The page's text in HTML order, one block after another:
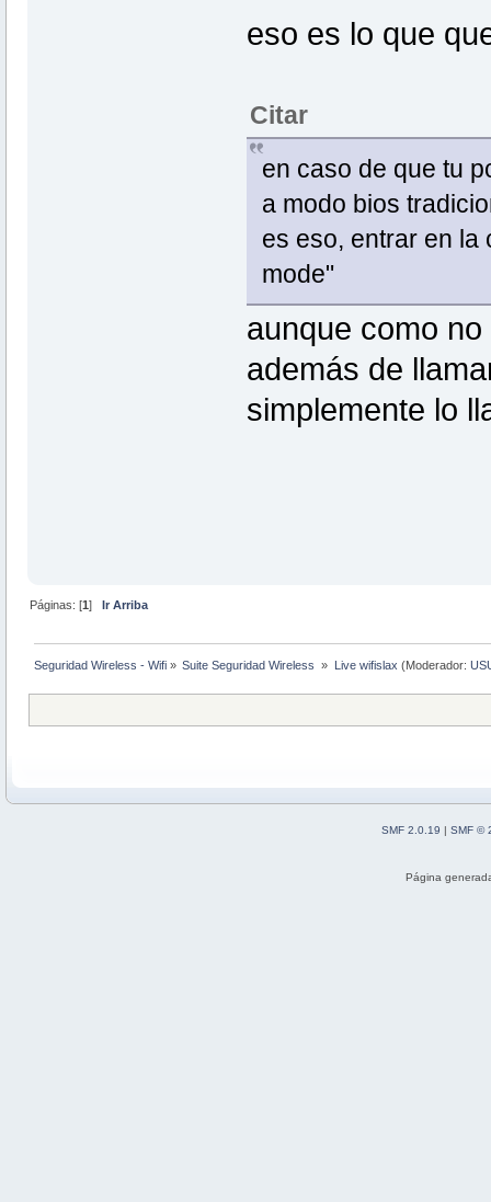
eso es lo que
Citar
en caso de que tu
a modo bios
es eso, entrar en la
mode"
aunque como
además de
simplemente lo
Páginas: [1] Ir Arriba
Seguridad Wireless - Wifi » Suite Seguridad Wireless » Live wifislax (Moderador:
SMF 2.0.19 | SMF ©
Página